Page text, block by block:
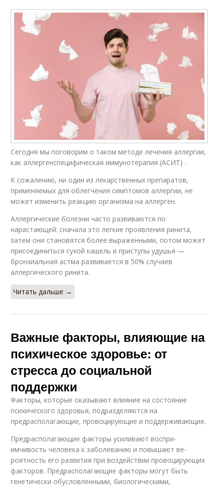
Сегодня мы поговорим о таком методе лечения аллергии,
как аллергенспецифическая иммунотерапия (АСИТ) .
К сожалению, ни один из лекарственных препаратов,
применяемых для облегчения симптомов аллергии, не
может изменить реакцию организма на аллерген.
Аллергические болезни часто развиваются по
нарастающей: сначала это легкие проявления ринита,
затем они становятся более выраженными, потом может
присоединиться сухой кашель и приступы удушья —
бронхиальная астма развивается в 50% случаев
аллергического ринита.
Читать дальше →
Важные факторы, влияющие на
психическое здоровье: от
стресса до социальной
поддержки
Факторы, которые оказывают влияние на состояние
психического здоро­вья, подразделяются на
предрасполагающие, провоцирующие и поддерживающие.
Предрасполагающие факторы усиливают воспри­
имчивость человека к заболеванию и повышают ве­
роятность его развития при воздействии провоцирующих
факторов. Предрасполагающие факторы могут быть
генетически обусловлен­ными, биологическими,